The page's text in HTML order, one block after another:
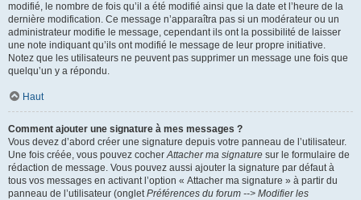
modifié, le nombre de fois qu’il a été modifié ainsi que la date et l’heure de la
dernière modification. Ce message n’apparaîtra pas si un modérateur ou un
administrateur modifie le message, cependant ils ont la possibilité de laisser
une note indiquant qu’ils ont modifié le message de leur propre initiative.
Notez que les utilisateurs ne peuvent pas supprimer un message une fois que
quelqu’un y a répondu.
Haut
Comment ajouter une signature à mes messages ?
Vous devez d’abord créer une signature depuis votre panneau de l’utilisateur.
Une fois créée, vous pouvez cocherAttacher ma signature sur le formulaire de
rédaction de message. Vous pouvez aussi ajouter la signature par défaut à
tous vos messages en activant l’option « Attacher ma signature » à partir du
panneau de l’utilisateur (ongletPréférences du forum --> Modifier les